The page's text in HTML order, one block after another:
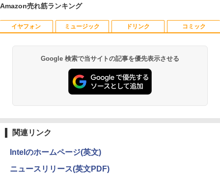
1
宇宙兄弟（43） （モーニング KC） [
￥891
3
杖と剣のウィストリア（16） 【電子書
Amazon売れ筋ランキング
イヤフォン
Anker Soundcore P40i オフホワイト
￥7,990
ミュージック
BRUCE WAYNE feat. Flo Milli, ATL Jacob
[Explicit]
￥250
￥250
ドリンク
by Amazon 天然水 ラベルレス 500ml ×24本
富士山の天然水 バナジウム含有 水 ミネラル
ウォーター ペットボトル 静岡県産 500ミリリ
ットル (Smart Basic)
￥1,380
コミック
薬屋のひとりごと 17巻 (デジタル版ビッグガ
ンガンコミックス)
￥770
￥832
Google 検索で当サイトの記事を優先表示させる
関連リンク
Intelのホームページ(英文)
ニュースリリース(英文PDF)